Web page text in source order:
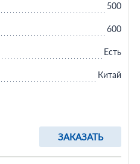
ЗАКАЗАТЬ
500
600
Есть
Китай